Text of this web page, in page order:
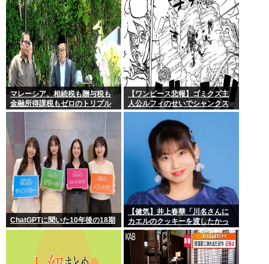
ぽぽっぽ
マレーシア、相続税も贈与税も
金融所得課税もゼロのトリプル
ゼロで優秀な移民を海外から集
めてしまう…
【ワンピース悲報】ゴミクズ主
人公ルフィのせいでシャンクス
に続きギャバンの腕も無くなる
ChatGPTに聞いた10年後の18期
【健気】井上春華「川名さんに
カエルのクッキーを渡したかっ
たけど、話しかけられず結局自
分で食べた」